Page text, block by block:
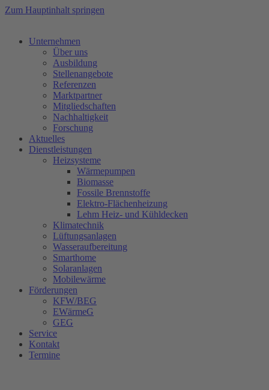
Zum Hauptinhalt springen
Unternehmen
Über uns
Ausbildung
Stellenangebote
Referenzen
Marktpartner
Mitgliedschaften
Nachhaltigkeit
Forschung
Aktuelles
Dienstleistungen
Heizsysteme
Wärmepumpen
Biomasse
Fossile Brennstoffe
Elektro-Flächenheizung
Lehm Heiz- und Kühldecken
Klimatechnik
Lüftungsanlagen
Wasseraufbereitung
Smarthome
Solaranlagen
Mobilewärme
Förderungen
KFW/BEG
EWärmeG
GEG
Service
Kontakt
Termine